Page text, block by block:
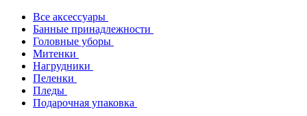
Все аксессуары
Банные принадлежности
Головные уборы
Митенки
Нагрудники
Пеленки
Пледы
Подарочная упаковка